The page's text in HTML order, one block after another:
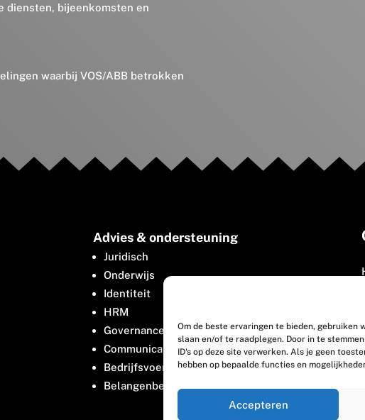
Om de beste ervaringen te bieden,
slaan en/of te raadplegen. Door in te
ID's op deze site verwerken. Als je geen
hebben op bepaalde functies en
Accepteren
diensten, bijeenkomsten en
waarbij VOS/ABB betrokken
Advies & ondersteuning
Juridisch
Onderwijs
Identiteit
HRM
Governance
Communicatie
Bedrijfsvoering
Belangenbehartiging